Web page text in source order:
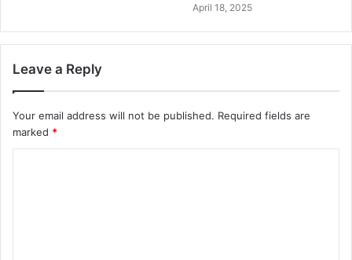
April 18, 2025
Leave a Reply
Your email address will not be published. Required fields are
marked *